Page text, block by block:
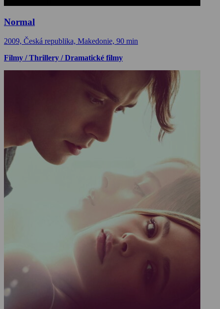
Normal
2009, Česká republika, Makedonie, 90 min
Filmy / Thrillery / Dramatické filmy